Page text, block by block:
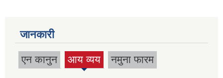
जानकारी
एन कानुन आय व्यय
(active
नमुना फारम